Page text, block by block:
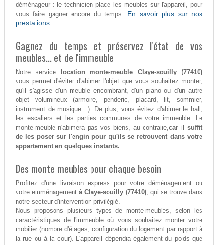
déménageur : le technicien place les meubles sur l'appareil, pour
vous faire gagner encore du temps. En savoir plus sur nos
prestations.
Gagnez du temps et préservez l'état de vos
meubles... et de l'immeuble
Notre service
location monte-meuble Claye-souilly (77410)
vous permet d'éviter d'abimer l'objet que vous souhaitez monter,
qu'il s'agisse d'un meuble encombrant, d'un piano ou d'un autre
objet volumineux (armoire, penderie, placard, lit, sommier,
instrument de musique…). De plus, vous évitez d'abimer le hall,
les escaliers et les parties communes de votre immeuble. Le
monte-meuble n'abimera pas vos biens, au contraire,car il suffit
de les poser sur l'engin pour qu'ils se retrouvent dans votre
appartement en quelques instants.
Des monte-meubles pour chaque besoin
Profitez d'une livraison express pour votre déménagement ou
votre emménagementà Claye-souilly (77410), qui se trouve dans
notre secteur d'intervention privilégié.
Nous proposons plusieurs types de monte-meubles, selon les
caractéristiques de l'immeuble où vous souhaitez monter votre
mobilier (nombre d'étages, configuration du logement par rapport à
la rue ou à la cour). L'appareil dépendra également du poids que